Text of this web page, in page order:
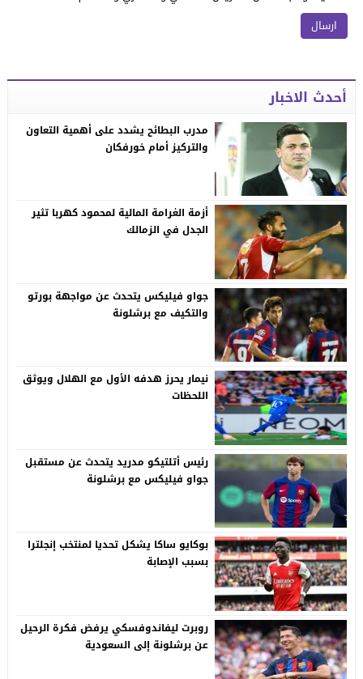
أحدث الاخبار
مدرب البطائح يشدد على أهمية التعاون
والتركيز أمام خورفكان
أزمة الغرامة المالية لمحمود كهربا تثير
الجدل في الزمالك
جواو فيليكس يتحدث عن مواجهة بورتو
والتكيف مع برشلونة
نيمار يحرز هدفه الأول مع الهلال ويوثق
اللحظات
رئيس أتلتيكو مدريد يتحدث عن مستقبل
جواو فيليكس مع برشلونة
بوكايو ساكا يشكل تحديا لمنتخب إنجلترا
بسبب الإصابة
روبرت ليفاندوفسكي يرفض فكرة الرحيل
عن برشلونة إلى السعودية